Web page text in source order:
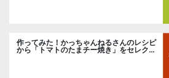
作ってみた！かっちゃんねるさんのレシピ
から「トマトのたまチー焼き」をセレク